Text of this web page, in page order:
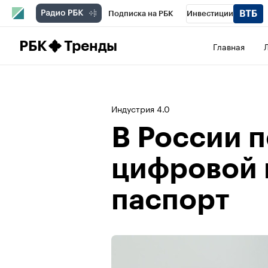
Подписка на РБК Инвестиции
РБК Тренды Главная
Индустрия 4.0
В России
цифровой
паспорт